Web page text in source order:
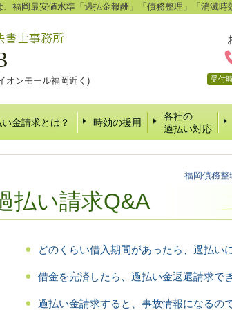
福岡最安値水準「過払金報酬」「債務整理」「消滅時
オンモール福岡近く) 受付
金請求とは？ 時効の援用
各社の
過払い対応
福岡債務整
払い請求Q&A
どのくらい借入期間があったら、過払い
借金を完済したら、過払い金返還請求で
過払い金請求すると、事故情報になるの